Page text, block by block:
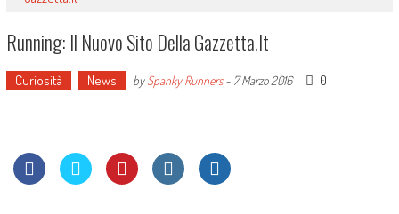
Running: Il Nuovo Sito Della Gazzetta.it
Curiosità News bySpanky Runners- 7 Marzo 2016 0